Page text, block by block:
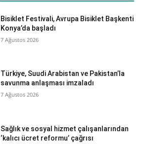
Bisiklet Festivali, Avrupa Bisiklet Başkenti
Konya’da başladı
7 Ağustos 2026
Türkiye, Suudi Arabistan ve Pakistan’la
savunma anlaşması imzaladı
7 Ağustos 2026
Sağlık ve sosyal hizmet çalışanlarından
‘kalıcı ücret reformu’ çağrısı